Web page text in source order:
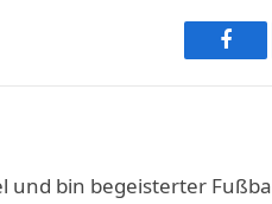
und bin begeisterter